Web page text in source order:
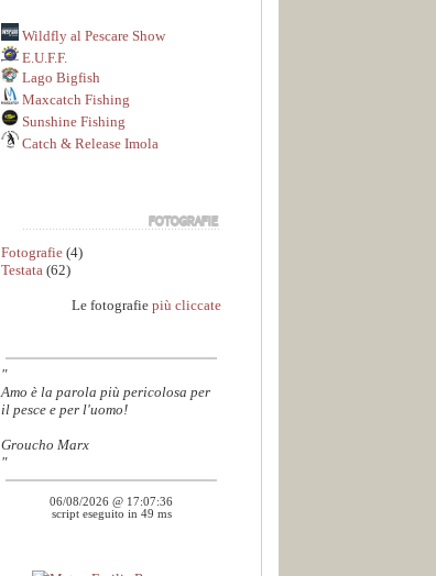
Wildfly al Pescare Show
E.U.F.F.
Lago Bigfish
Maxcatch Fishing
Sunshine Fishing
Catch & Release Imola
Fotografie (4)
Testata (62)
Le fotografie più cliccate
"
Amo è la parola più pericolosa per
il pesce e per l'uomo!
Groucho Marx
"
06/08/2026 @ 17:07:36
script eseguito in 49 ms